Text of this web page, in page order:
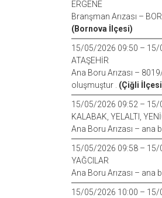
ERGENE
Branşman Arızası –
(Bornova İlçesi)
15/05/2026 09:50 – 15/
ATAŞEHİR
Ana Boru Arızası –
oluşmuştur . (Çiğli
15/05/2026 09:52 – 15/
KALABAK, YELALTI,
Ana Boru Arızası – ana
15/05/2026 09:58 – 15/
YAĞCILAR
Ana Boru Arızası – ana
15/05/2026 10:00 – 15/